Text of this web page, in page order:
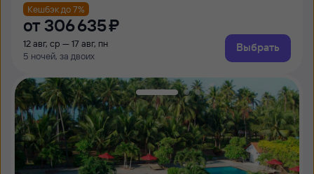
Кешбэк до 7%
от 306 ⁠635 ⁠₽
12 авг, ср — 17 авг, пн
5 ночей, за двоих
Выбрать